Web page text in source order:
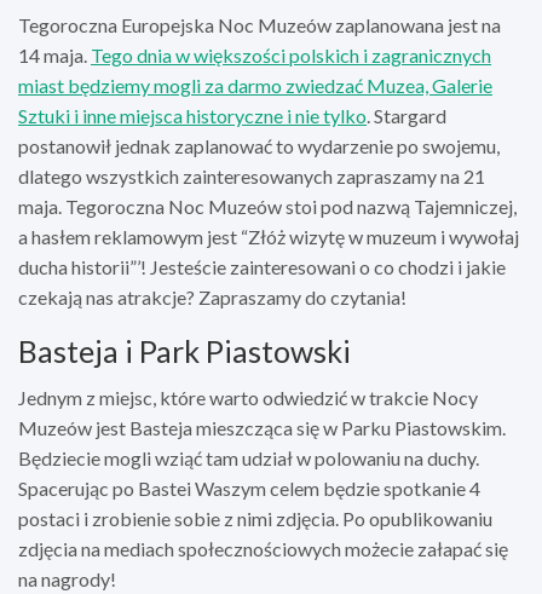
Tegoroczna Europejska Noc Muzeów zaplanowana jest na
14 maja. Tego dnia w większości polskich i zagranicznych
miast będziemy mogli za darmo zwiedzać Muzea, Galerie
Sztuki i inne miejsca historyczne i nie tylko . Stargard
postanowił jednak zaplanować to wydarzenie po swojemu,
dlatego wszystkich zainteresowanych zapraszamy na 21
maja. Tegoroczna Noc Muzeów stoi pod nazwą Tajemniczej,
a hasłem reklamowym jest “Złóż wizytę w muzeum i wywołaj
ducha historii”’! Jesteście zainteresowani o co chodzi i jakie
czekają nas atrakcje? Zapraszamy do czytania!
Basteja i Park Piastowski
Jednym z miejsc, które warto odwiedzić w trakcie Nocy
Muzeów jest Basteja mieszcząca się w Parku Piastowskim.
Będziecie mogli wziąć tam udział w polowaniu na duchy.
Spacerując po Bastei Waszym celem będzie spotkanie 4
postaci i zrobienie sobie z nimi zdjęcia. Po opublikowaniu
zdjęcia na mediach społecznościowych możecie załapać się
na nagrody!